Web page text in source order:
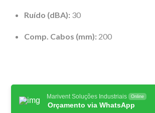
Ruído (dBA): 30
Comp. Cabos (mm): 200
Marivent Soluções Industriais Online
Orçamento via WhatsApp